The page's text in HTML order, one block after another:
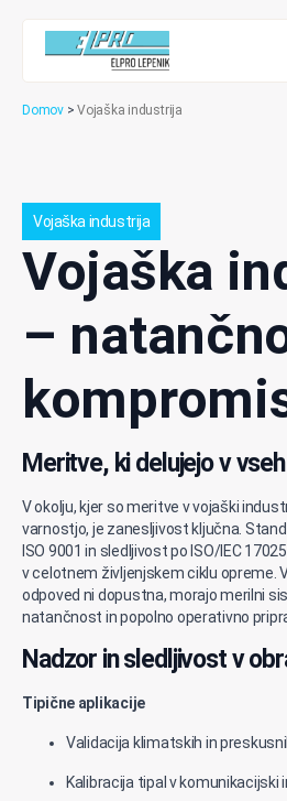
Domov > Vojaška industrija
Vojaška industrija
Vojaška
–
Meritve, ki delujejo v
V okolju, kjersomeritve vvojaški
varnostjo, je zanesljivost ključna.
ISO 9001 in sledljivost po ISO/IEC
v celotnem življenjskem ciklu opreme.
odpoved ni dopustna, morajo merilni
natančnost in popolno operativno
Nadzor in sledljivost v
Tipične aplikacije
Validacija klimatskih in
Kalibracija tipal v komunikacijski